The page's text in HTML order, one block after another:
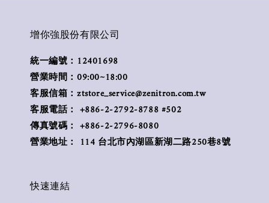
增你強股份有限公司
統一編號：12401698
營業時間：09:00~18:00
客服信箱：ztstore_service@zenitron.com.tw
客服電話： +886-2-2792-8788 #502
傳真號碼： +886-2-2796-8080
營業地址： 114 台北市內湖區新湖二路250巷8號
快速連結